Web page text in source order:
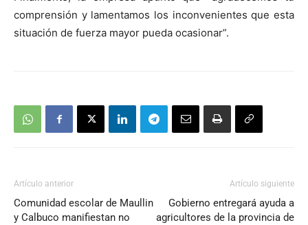
comprensión y lamentamos los inconvenientes que esta
situación de fuerza mayor pueda ocasionar”.
Artículo anterior
Comunidad escolar de Maullin
y Calbuco manifiestan no
Artículo siguiente
Gobierno entregará ayuda a
agricultores de la provincia de